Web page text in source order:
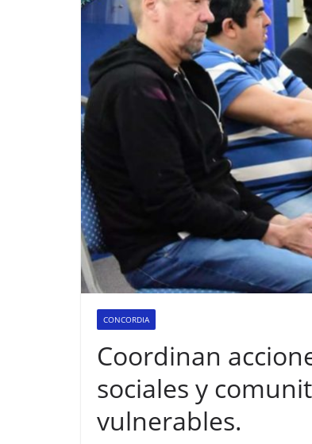
CONCORDIA
Coordinan
sociales y
vulnerables.